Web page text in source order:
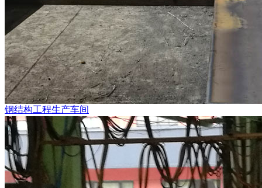
钢结构工程生产车间